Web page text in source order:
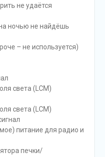
не удаётся
ночью не найдёшь
– не используется)
света (LCM)
света (LCM)
питание для радио и
печки/